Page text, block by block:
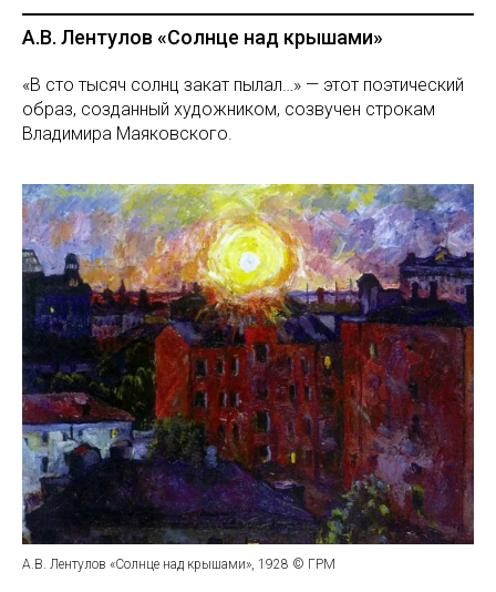
А.В. Лентулов «Солнце над крышами»
«В сто тысяч солнц закат пылал…» — этот поэтический
образ, созданный художником, созвучен строкам
Владимира Маяковского.
А.В. Лентулов «Солнце над крышами», 1928 © ГРМ